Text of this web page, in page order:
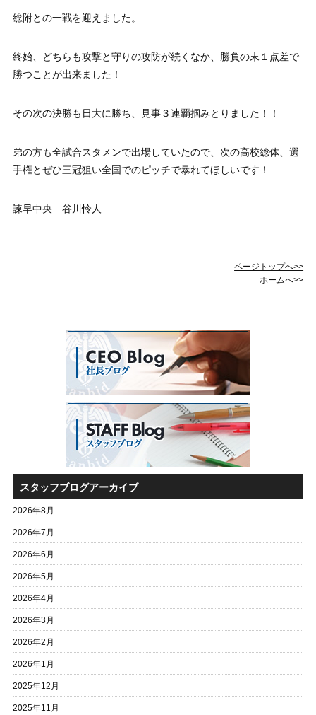
総附との一戦を迎えました。
終始、どちらも攻撃と守りの攻防が続くなか、勝負の末１点差で
勝つことが出来ました！
その次の決勝も日大に勝ち、見事３連覇掴みとりました！！
弟の方も全試合スタメンで出場していたので、次の高校総体、選
手権とぜひ三冠狙い全国でのピッチで暴れてほしいです！
諫早中央 谷川怜人
ページトップへ>>
ホームへ>>
スタッフブログアーカイブ
2026年8月
2026年7月
2026年6月
2026年5月
2026年4月
2026年3月
2026年2月
2026年1月
2025年12月
2025年11月